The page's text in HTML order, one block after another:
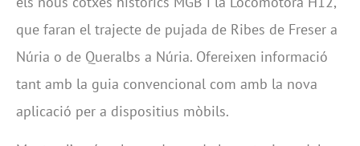
que faran el trajecte de pujada de Ribes de Freser a
Núria o de Queralbs a Núria. Ofereixen informació
tant amb la guia convencional com amb la nova
aplicació per a dispositius mòbils.